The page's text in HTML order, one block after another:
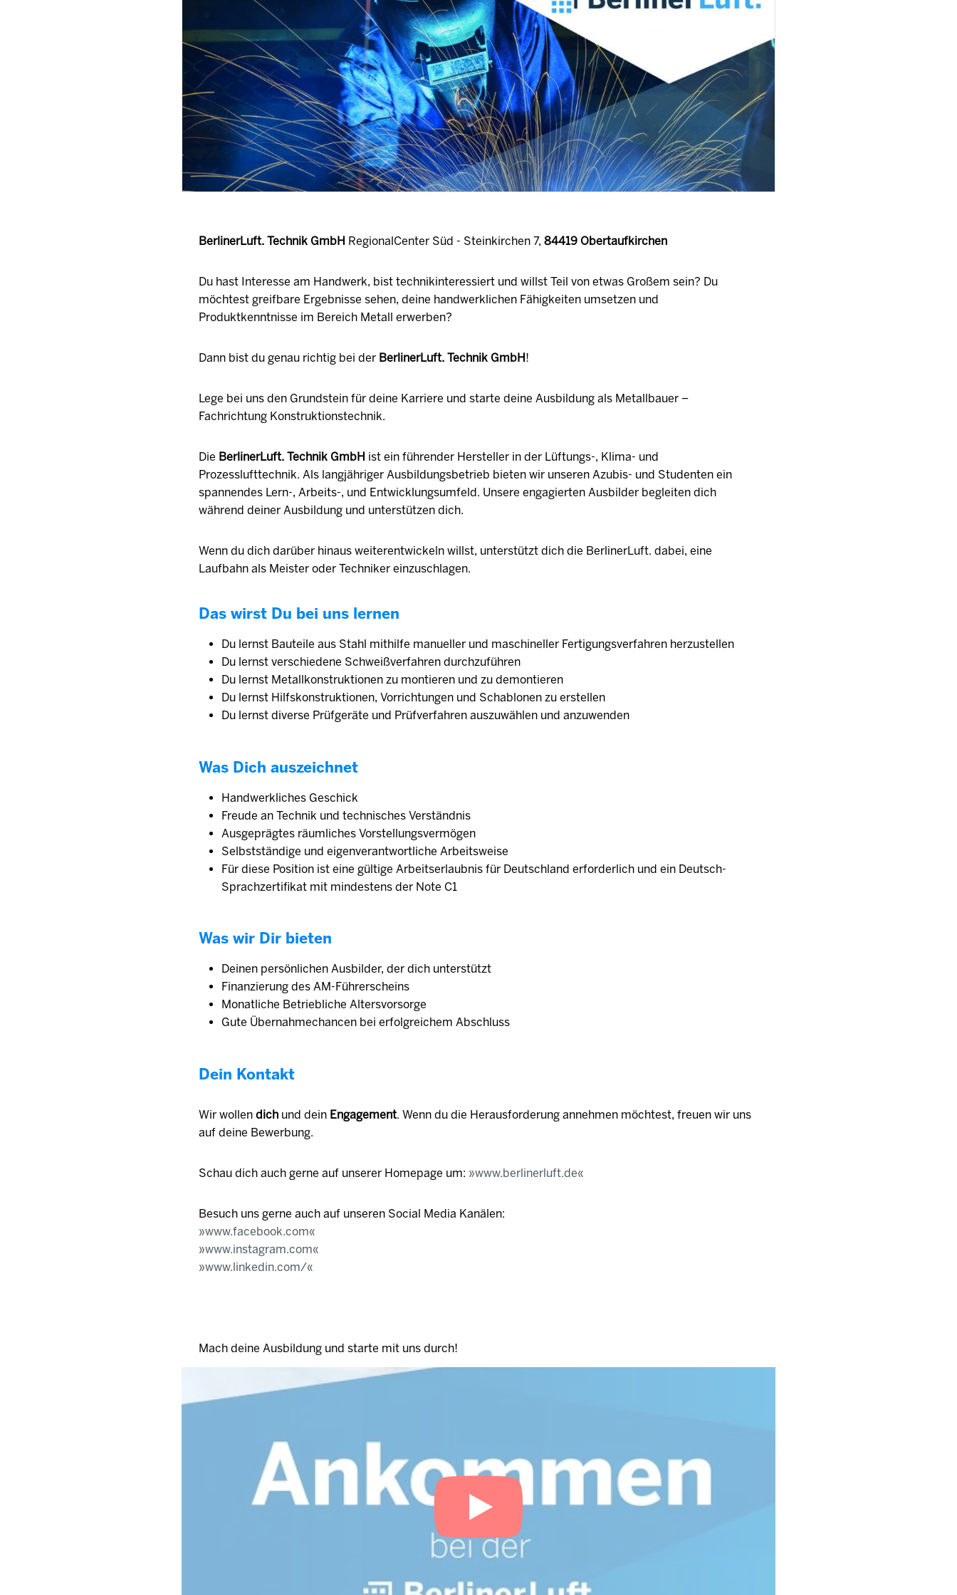
BerlinerLuft. Technik GmbH RegionalCenter Süd - Steinkirchen 7, 84419 Obertaufkirchen
Du hast Interesse am Handwerk, bist technikinteressiert und willst Teil von etwas Großem sein? Du
möchtest greifbare Ergebnisse sehen, deine handwerklichen Fähigkeiten umsetzen und
Produktkenntnisse im Bereich Metall erwerben?
Dann bist du genau richtig bei der BerlinerLuft. Technik GmbH!
Lege bei uns den Grundstein für deine Karriere und starte deine Ausbildung als Metallbauer –
Fachrichtung Konstruktionstechnik.
Die BerlinerLuft. Technik GmbH ist ein führender Hersteller in der Lüftungs-, Klima- und
Prozesslufttechnik. Als langjähriger Ausbildungsbetrieb bieten wir unseren Azubis- und Studenten ein
spannendes Lern-, Arbeits-, und Entwicklungsumfeld. Unsere engagierten Ausbilder begleiten dich
während deiner Ausbildung und unterstützen dich.
Wenn du dich darüber hinaus weiterentwickeln willst, unterstützt dich die BerlinerLuft. dabei, eine
Laufbahn als Meister oder Techniker einzuschlagen.
Das wirst Du bei uns lernen
Du lernst Bauteile aus Stahl mithilfe manueller und maschineller Fertigungsverfahren herzustellen
Du lernst verschiedene Schweißverfahren durchzuführen
Du lernst Metallkonstruktionen zu montieren und zu demontieren
Du lernst Hilfskonstruktionen, Vorrichtungen und Schablonen zu erstellen
Du lernst diverse Prüfgeräte und Prüfverfahren auszuwählen und anzuwenden
Was Dich auszeichnet
Handwerkliches Geschick
Freude an Technik und technisches Verständnis
Ausgeprägtes räumliches Vorstellungsvermögen
Selbstständige und eigenverantwortliche Arbeitsweise
Für diese Position ist eine gültige Arbeitserlaubnis für Deutschland erforderlich und ein Deutsch-
Sprachzertifikat mit mindestens der Note C1
Was wir Dir bieten
Deinen persönlichen Ausbilder, der dich unterstützt
Finanzierung des AM-Führerscheins
Monatliche Betriebliche Altersvorsorge
Gute Übernahmechancen bei erfolgreichem Abschluss
Dein Kontakt
Wir wollen dich und dein Engagement. Wenn du die Herausforderung annehmen möchtest, freuen wir uns
auf deine Bewerbung.
Schau dich auch gerne auf unserer Homepage um: www.berlinerluft.de
Besuch uns gerne auch auf unseren Social Media Kanälen:
www.facebook.com
www.instagram.com
www.linkedin.com/
Mach deine Ausbildung und starte mit uns durch!